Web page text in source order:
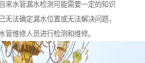
来水管漏水检测可能需要一定的知识
无法确定漏水位置或无法解决问题，
管维修人员进行检测和维修。